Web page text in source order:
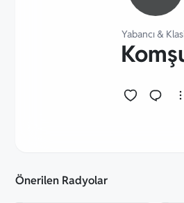
Yabancı&
Önerilen Radyolar